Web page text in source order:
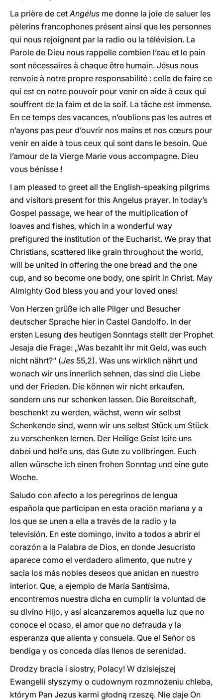
La prière de cetAngélus me donne la joie de saluer les
pèlerins francophones présent ainsi que les personnes
qui nous rejoignent par la radio ou la télévision. La
Parole de Dieu nous rappelle combien l’eau et le pain
sont nécessaires à chaque être humain. Jésus nous
renvoie à notre propre responsabilité : celle de faire ce
qui est en notre pouvoir pour venir en aide à ceux qui
souffrent de la faim et de la soif. La tâche est immense.
En ce temps des vacances, n’oublions pas les autres et
n’ayons pas peur d’ouvrir nos mains et nos cœurs pour
venir en aide à tous ceux qui sont dans le besoin. Que
l’amour de la Vierge Marie vous accompagne. Dieu
vous bénisse !
I am pleased to greet all the English-speaking pilgrims
and visitors present for this Angelus prayer. In today’s
Gospel passage, we hear of the multiplication of
loaves and fishes, which in a wonderful way
prefigured the institution of the Eucharist. We pray that
Christians, scattered like grain throughout the world,
will be united in offering the one bread and the one
cup, and so become one body, one spirit in Christ. May
Almighty God bless you and your loved ones!
Von Herzen grüße ich alle Pilger und Besucher
deutscher Sprache hier in Castel Gandolfo. In der
ersten Lesung des heutigen Sonntags stellt der Prophet
Jesaja die Frage: „Was bezahlt ihr mit Geld, was euch
nicht nährt?“ (Jes 55,2). Was uns wirklich nährt und
wonach wir uns innerlich sehnen, das sind die Liebe
und der Frieden. Die können wir nicht erkaufen,
sondern uns nur schenken lassen. Die Bereitschaft,
beschenkt zu werden, wächst, wenn wir selbst
Schenkende sind, wenn wir uns selbst Stück um Stück
zu verschenken lernen. Der Heilige Geist leite uns
dabei und helfe uns, das Gute zu vollbringen. Euch
allen wünsche ich einen frohen Sonntag und eine gute
Woche.
Saludo con afecto a los peregrinos de lengua
española que participan en esta oración mariana y a
los que se unen a ella a través de la radio y la
televisión. En este domingo, invito a todos a abrir el
corazón a la Palabra de Dios, en donde Jesucristo
aparece como el verdadero alimento, que nutre y
sacia los más nobles deseos que anidan en nuestro
interior. Que, a ejemplo de María Santísima,
encontremos nuestra dicha en cumplir la voluntad de
su divino Hijo, y así alcanzaremos aquella luz que no
conoce el ocaso, el amor que no defrauda y la
esperanza que alienta y consuela. Que el Señor os
bendiga y os conceda días llenos de serenidad.
Drodzy bracia i siostry, Polacy! W dzisiejszej
Ewangelii słyszymy o cudownym rozmnożeniu chleba,
którym Pan Jezus karmi głodną rzeszę. Nie daje On